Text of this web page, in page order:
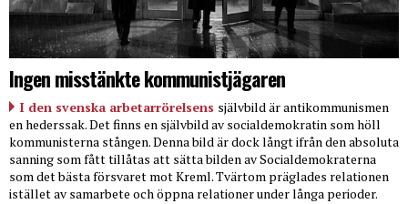
Ingen misstänkte kommunistjägaren
I den svenska arbetarrörelsens självbild är antikommunismen
en hederssak. Det finns en självbild av socialdemokratin som höll
kommunisterna stången. Denna bild är dock långt ifrån den absoluta
sanning som fått tillåtas att sätta bilden av Socialdemokraterna
som det bästa försvaret mot Kreml. Tvärtom präglades relationen
istället av samarbete och öppna relationer under långa perioder.